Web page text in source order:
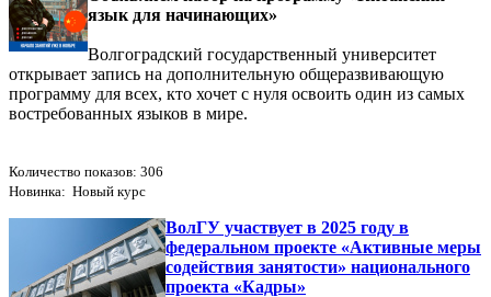
язык для начинающих»
Волгоградский государственный университет
открывает запись на дополнительную общеразвивающую
программу для всех, кто хочет с нуля освоить один из самых
востребованных языков в мире.
Количество показов: 306
Новинка: Новый курс
ВолГУ участвует в 2025 году в
федеральном проекте «Активные меры
содействия занятости» национального
проекта «Кадры»